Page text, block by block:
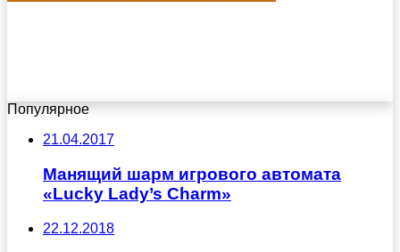
Популярное
21.04.2017
Манящий шарм игрового автомата
«Lucky Lady’s Charm»
22.12.2018